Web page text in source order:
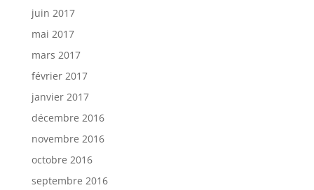
juin 2017
mai 2017
mars 2017
février 2017
janvier 2017
décembre 2016
novembre 2016
octobre 2016
septembre 2016